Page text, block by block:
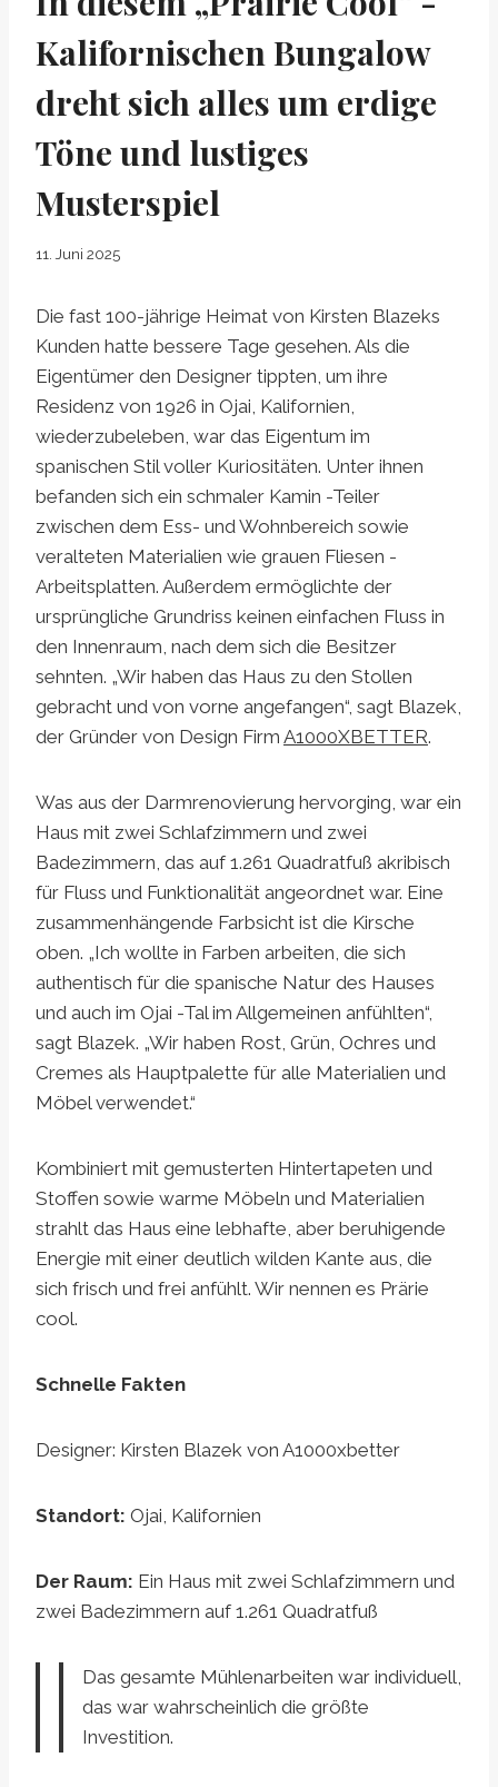
Kalifornischen Bungalow
dreht sich alles um erdige
Töne und lustiges
Musterspiel
11. Juni 2025
Die fast 100-jährige Heimat von Kirsten Blazeks
Kunden hatte bessere Tage gesehen. Als die
Eigentümer den Designer tippten, um ihre
Residenz von 1926 in Ojai, Kalifornien,
wiederzubeleben, war das Eigentum im
spanischen Stil voller Kuriositäten. Unter ihnen
befanden sich ein schmaler Kamin -Teiler
zwischen dem Ess- und Wohnbereich sowie
veralteten Materialien wie grauen Fliesen -
Arbeitsplatten. Außerdem ermöglichte der
ursprüngliche Grundriss keinen einfachen Fluss in
den Innenraum, nach dem sich die Besitzer
sehnten. „Wir haben das Haus zu den Stollen
gebracht und von vorne angefangen“, sagt Blazek,
der Gründer von Design Firm A1000XBETTER.
Was aus der Darmrenovierung hervorging, war ein
Haus mit zwei Schlafzimmern und zwei
Badezimmern, das auf 1.261 Quadratfuß akribisch
für Fluss und Funktionalität angeordnet war. Eine
zusammenhängende Farbsicht ist die Kirsche
oben. „Ich wollte in Farben arbeiten, die sich
authentisch für die spanische Natur des Hauses
und auch im Ojai -Tal im Allgemeinen anfühlten“,
sagt Blazek. „Wir haben Rost, Grün, Ochres und
Cremes als Hauptpalette für alle Materialien und
Möbel verwendet.“
Kombiniert mit gemusterten Hintertapeten und
Stoffen sowie warme Möbeln und Materialien
strahlt das Haus eine lebhafte, aber beruhigende
Energie mit einer deutlich wilden Kante aus, die
sich frisch und frei anfühlt. Wir nennen es Prärie
cool.
Schnelle Fakten
Designer: Kirsten Blazek von A1000xbetter
Standort: Ojai, Kalifornien
Der Raum: Ein Haus mit zwei Schlafzimmern und
zwei Badezimmern auf 1.261 Quadratfuß
Das gesamte Mühlenarbeiten war individuell,
das war wahrscheinlich die größte
Investition.